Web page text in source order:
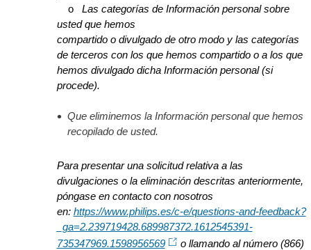
o
Las categorías de Información personal sobre
usted que hemos
compartido o divulgado de otro modo y las categorías
de terceros con los que hemos compartido o a los que
hemos divulgado dicha Información personal (si
procede).
Que eliminemos la Información personal que hemos
recopilado de usted.
Para presentar una solicitud relativa a las
divulgaciones o la eliminación descritas anteriormente,
póngase en contacto con nosotros
en: https://www.philips.es/c-e/questions-and-feedback?
_ga=2.239719428.689987372.1612545391-
735347969.1598956569
o llamando al número (866)